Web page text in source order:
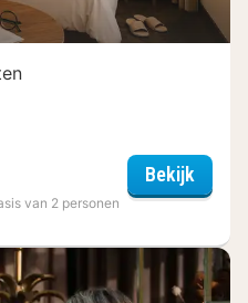
van 2 personen
Bekijk